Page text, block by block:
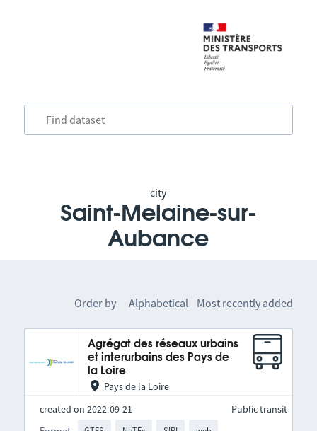
city
Saint-Melaine-sur-
Aubance
Order by Alphabetical Most recently added
Agrégat des réseaux urbains
et interurbains des Pays de
la Loire
Pays de la Loire
created on 2022-09-21
Public transit